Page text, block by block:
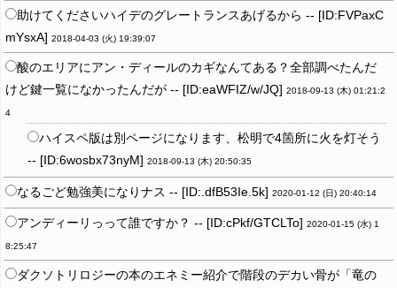
助けてくださいハイデのグレートランスあげるから -- [ID:FVPaxC
mYsxA] 2018-04-03 (火) 19:39:07
酸のエリアにアン・ディールのカギなんてある？全部調べたんだ
けど鍵一覧になかったんだが -- [ID:eaWFIZ/w/JQ] 2018-09-13 (木) 01:21:2
4
ハイスペ版は別ページになります、松明で4箇所に火を灯そう
-- [ID:6wosbx73nyM] 2018-09-13 (木) 20:50:35
なるごど勉強美になりナス -- [ID:.dfB53Ie.5k] 2020-01-12 (日) 20:40:14
アンディーリっって誰ですか？ -- [ID:cPkf/GTCLTo] 2020-01-15 (水) 1
8:25:47
ダクソトリロジーの本のエネミー紹介で階段のデカい骨が「竜の